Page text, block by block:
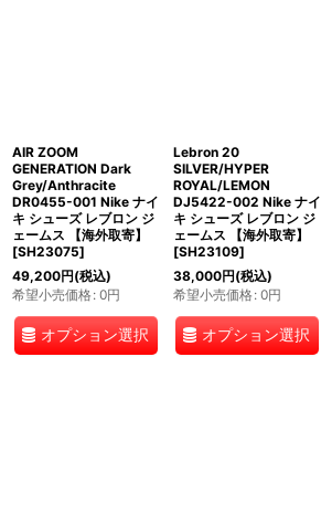
AIR ZOOM
GENERATION Dark
Grey/Anthracite
DR0455-001 Nike ナイ
キ シューズ レブロン ジ
ェームス 【海外取寄】
[SH23075]
49,200円(税込)
希望小売価格: 0円
オプション選択
Lebron 20
SILVER/HYPER
ROYAL/LEMON
DJ5422-002 Nike ナイ
キ シューズ レブロン ジ
ェームス 【海外取寄】
[SH23109]
38,000円(税込)
希望小売価格: 0円
オプション選択